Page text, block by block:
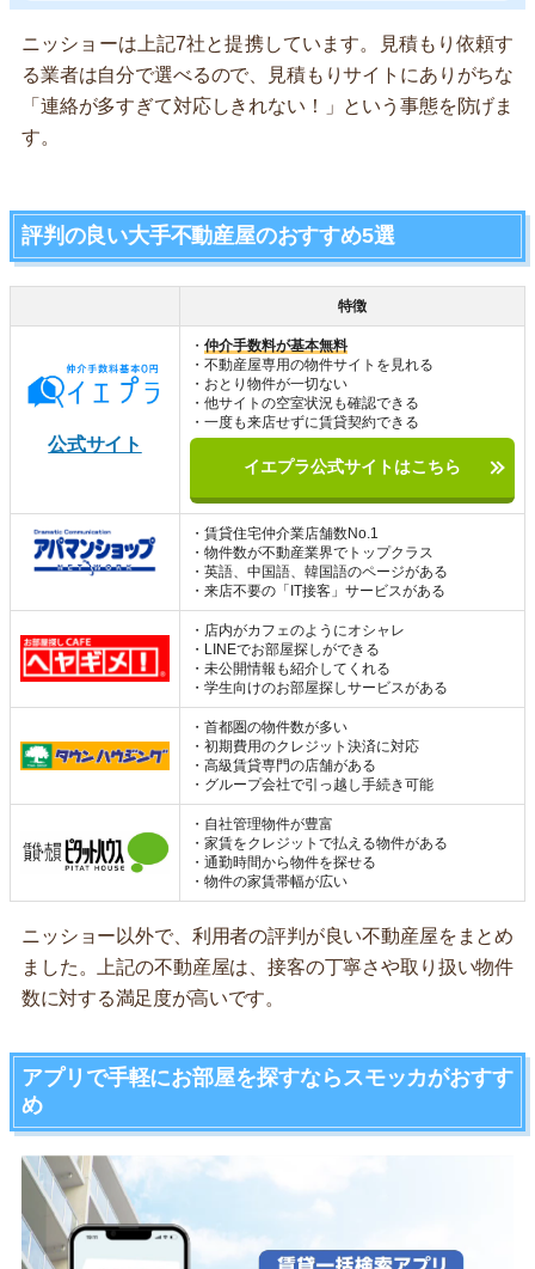
ニッショーは上記7社と提携しています。見積もり依頼す
る業者は自分で選べるので、見積もりサイトにありがちな
「連絡が多すぎて対応しきれない！」という事態を防げま
す。
評判の良い大手不動産屋のおすすめ5選
特徴
公式サイト
・ 仲介手数料が基本無料
・不動産屋専用の物件サイトを見れる
・おとり物件が一切ない
・他サイトの空室状況も確認できる
・一度も来店せずに賃貸契約できる
イエプラ公式サイトはこちら
・賃貸住宅仲介業店舗数No.1
・物件数が不動産業界でトップクラス
・英語、中国語、韓国語のページがある
・来店不要の「IT接客」サービスがある
・店内がカフェのようにオシャレ
・LINEでお部屋探しができる
・未公開情報も紹介してくれる
・学生向けのお部屋探しサービスがある
・首都圏の物件数が多い
・初期費用のクレジット決済に対応
・高級賃貸専門の店舗がある
・グループ会社で引っ越し手続き可能
・自社管理物件が豊富
・家賃をクレジットで払える物件がある
・通勤時間から物件を探せる
・物件の家賃帯幅が広い
ニッショー以外で、利用者の評判が良い不動産屋をまとめ
ました。上記の不動産屋は、接客の丁寧さや取り扱い物件
数に対する満足度が高いです。
アプリで手軽にお部屋を探すならスモッカがおすす
め